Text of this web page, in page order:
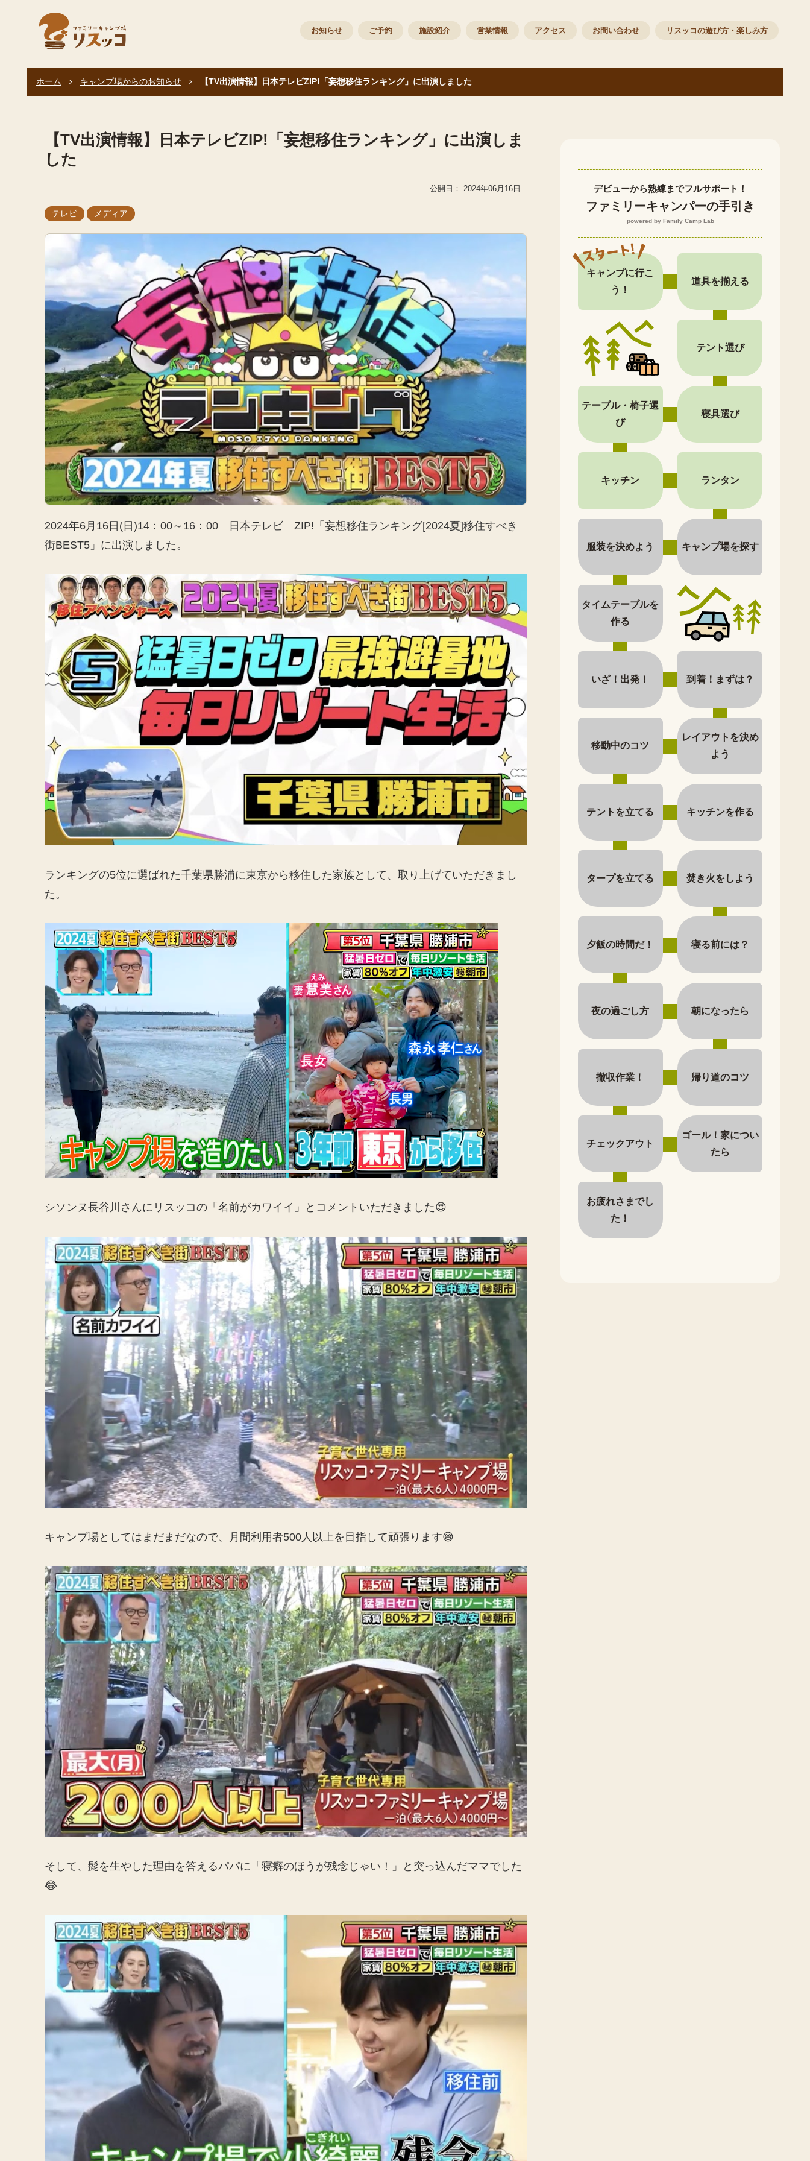
お知らせ ご予約 施設紹介 営業情報 アクセス お問い合わせ リスッコの遊び方・楽しみ方
ホーム キャンプ場からのお知らせ 【TV出演情報】日本テレビZIP!「妄想移住ランキング」に出演しました
【TV出演情報】日本テレビZIP!「妄想移住ランキング」に出演しま
した
2024年06月16日
テレビ メディア
2024年6月16日(日)14：00～16：00 日本テレビ ZIP!「妄想移住ランキング[2024夏]移住すべき
街BEST5」に出演しました。
ランキングの5位に選ばれた千葉県勝浦に東京から移住した家族として、取り上げていただきまし
た。
シソンヌ長谷川さんにリスッコの「名前がカワイイ」とコメントいただきました😍
キャンプ場としてはまだまだなので、月間利用者500人以上を目指して頑張ります😅
そして、髭を生やした理由を答えるパパに「寝癖のほうが残念じゃい！」と突っ込んだママでした
😂
デビューから熟練までフルサポート！
ファミリーキャンパーの手引き
powered by Family Camp Lab
キャンプに行こ
う！
道具を揃える
テント選び
テーブル・椅子選
び
寝具選び
キッチン ランタン
服装を決めよう キャンプ場を探す
タイムテーブルを
作る
いざ！出発！ 到着！まずは？
移動中のコツ
レイアウトを決め
よう
テントを立てる キッチンを作る
タープを立てる 焚き火をしよう
夕飯の時間だ！ 寝る前には？
夜の過ごし方 朝になったら
撤収作業！ 帰り道のコツ
チェックアウト
ゴール！家につい
たら
お疲れさまでし
た！